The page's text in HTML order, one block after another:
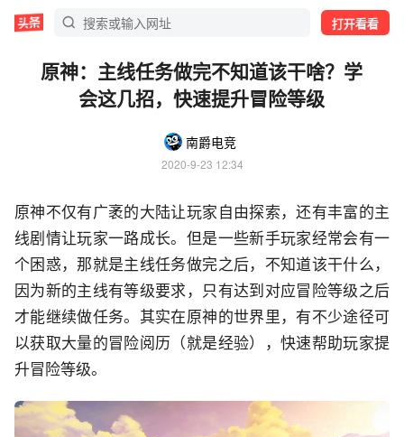
打开看看
原神：主线任务做完不知道该干啥？学
会这几招，快速提升冒险等级
南爵电竞
2020-9-23 12:34
原神不仅有广袤的大陆让玩家自由探索，还有丰富的主
线剧情让玩家一路成长。但是一些新手玩家经常会有一
个困惑，那就是主线任务做完之后，不知道该干什么，
因为新的主线有等级要求，只有达到对应冒险等级之后
才能继续做任务。其实在原神的世界里，有不少途径可
以获取大量的冒险阅历（就是经验），快速帮助玩家提
升冒险等级。